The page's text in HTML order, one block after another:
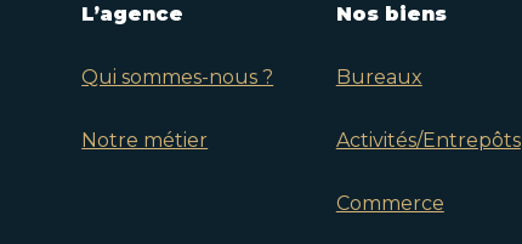
L’agence
Qui sommes-nous ?
Notre métier
Nos biens
Bureaux
Activités/Entrepôts
Commerce